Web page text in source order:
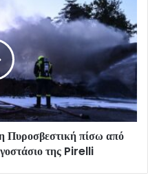
Πυροσβεστική πίσω από
της Pirelli